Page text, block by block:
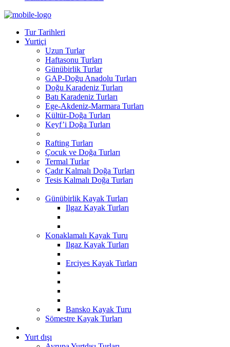
Tur Tarihleri
Yurtiçi
Uzun Turlar
Haftasonu Turları
Günübirlik Turlar
GAP-Doğu Anadolu Turları
Doğu Karadeniz Turları
Batı Karadeniz Turları
Ege-Akdeniz-Marmara Turları
Kültür-Doğa Turları
Keyf’i Doğa Turları
Rafting Turları
Çocuk ve Doğa Turları
Termal Turlar
Çadır Kalmalı Doğa Turları
Tesis Kalmalı Doğa Turları
Günübirlik Kayak Turları
Ilgaz Kayak Turları
Konaklamalı Kayak Turu
Ilgaz Kayak Turları
Erciyes Kayak Turları
Bansko Kayak Turu
Sömestre Kayak Turları
Yurt dışı